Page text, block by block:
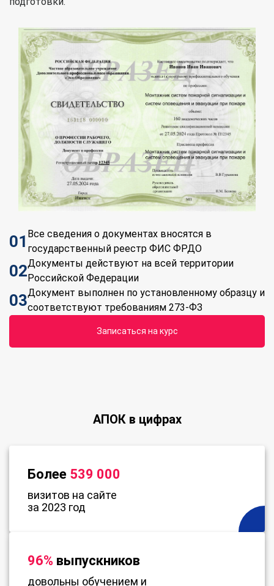
01 Все сведения о документах вносятся в
государственный реестр ФИС ФРДО
02Документы действуют на всей территории
Российской Федерации
03Документ выполнен по установленному образцу и
соответствуют требованиям 273-ФЗ
Записаться на курс
АПОК в цифрах
Более 539 000
визитов на сайте
за 2023 год
96% выпускников
довольны обучением и